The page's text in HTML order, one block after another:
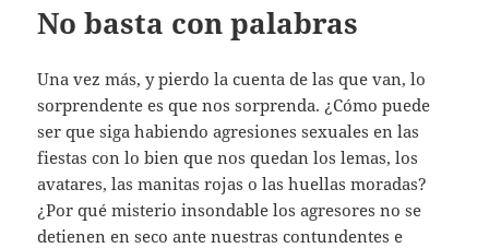
No basta con palabras
Una vez más, y pierdo la cuenta de las que van, lo
sorprendente es que nos sorprenda. ¿Cómo puede
ser que siga habiendo agresiones sexuales en las
fiestas con lo bien que nos quedan los lemas, los
avatares, las manitas rojas o las huellas moradas?
¿Por qué misterio insondable los agresores no se
detienen en seco ante nuestras contundentes e